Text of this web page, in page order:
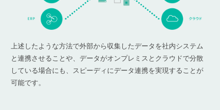
上述したような方法で外部から収集したデータを社内システム
と連携させることや、データがオンプレミスとクラウドで分散
している場合にも、スピーディにデータ連携を実現することが
可能です。